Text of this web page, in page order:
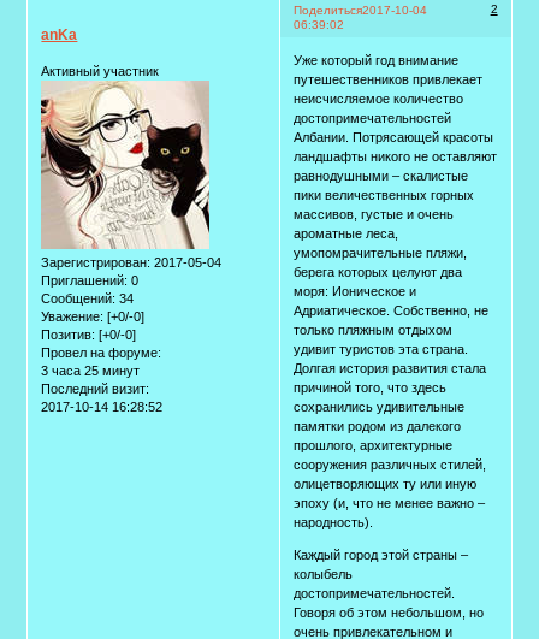
Поделиться 2
2017-10-04
06:39:02
anKa
Активный участник
Зарегистрирован: 2017-05-04
Приглашений: 0
Сообщений: 34
Уважение: [+0/-0]
Позитив: [+0/-0]
Провел на форуме:
3 часа 25 минут
Последний визит:
2017-10-14 16:28:52
Уже который год внимание
путешественников привлекает
неисчисляемое количество
достопримечательностей
Албании. Потрясающей красоты
ландшафты никого не оставляют
равнодушными – скалистые
пики величественных горных
массивов, густые и очень
ароматные леса,
умопомрачительные пляжи,
берега которых целуют два
моря: Ионическое и
Адриатическое. Собственно, не
только пляжным отдыхом
удивит туристов эта страна.
Долгая история развития стала
причиной того, что здесь
сохранились удивительные
памятки родом из далекого
прошлого, архитектурные
сооружения различных стилей,
олицетворяющих ту или иную
эпоху (и, что не менее важно –
народность).
Каждый город этой страны –
колыбель
достопримечательностей.
Говоря об этом небольшом, но
очень привлекательном и